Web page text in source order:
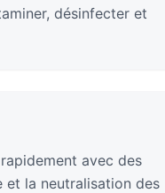
désinfecter et
avec des
et la neutralisation des